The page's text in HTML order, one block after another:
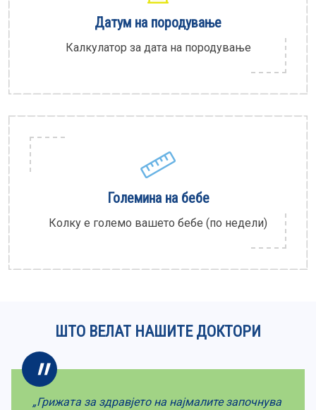
Датум на породување
Калкулатор за дата на породување
Големина на бебе
Колку е големо вашето бебе (по недели)
ШТО ВЕЛАТ НАШИТЕ ДОКТОРИ
„Грижата за здравјето на најмалите започнува